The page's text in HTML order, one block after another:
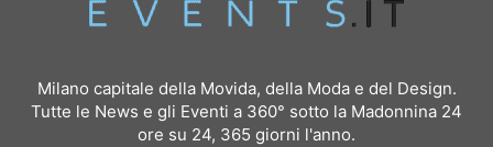
Milano capitale della Movida, della Moda e del Design.
Tutte le News e gli Eventi a 360° sotto la Madonnina 24
ore su 24, 365 giorni l'anno.